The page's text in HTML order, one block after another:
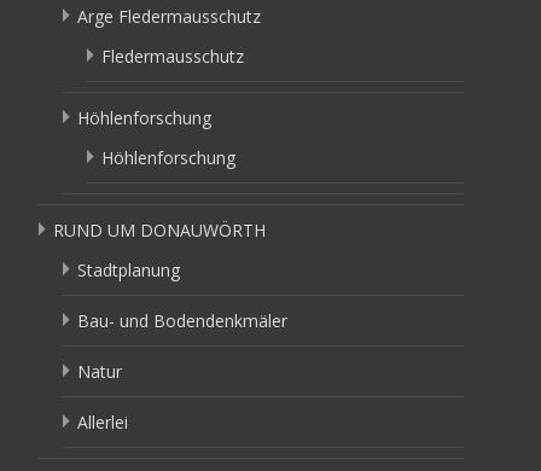
Arge Fledermausschutz
Fledermausschutz
Höhlenforschung
Höhlenforschung
RUND UM DONAUWÖRTH
Stadtplanung
Bau- und Bodendenkmäler
Natur
Allerlei